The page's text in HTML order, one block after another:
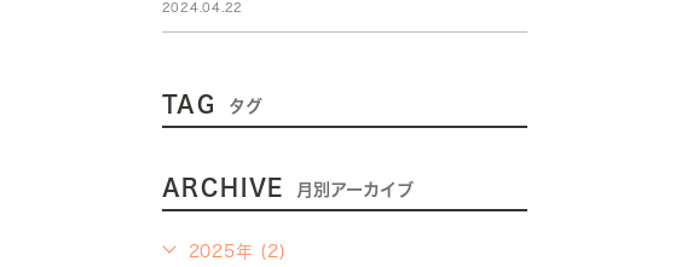
2024.04.22
TAG タグ
ARCHIVE 月別アーカイブ
2025年 (2)